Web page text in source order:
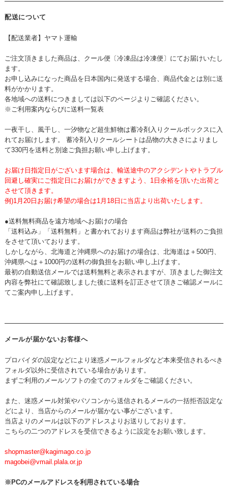
配送について
【配送業者】ヤマト運輸
ご注文頂きました商品は、クール便〔冷凍品は冷凍便〕にてお届けいたし
ます。
お申し込みになった商品を日本国内に発送する場合、商品代金とは別に送
料がかかります。
各地域への送料につきましては以下のページよりご確認ください。
※ご利用案内ならびに送料一覧表
一夜干し、風干し、一汐物など超生鮮物は蓄冷剤入りクールボックスに入
れてお届けします。 蓄冷剤入りクールシートは品物の大きさによりまし
て330円を送料と別途ご負担お願い申し上げます。
お届け日指定日がございます場合は、輸送途中のアクシデントやトラブル
回避し確実にご指定日にお届けができますよう、1日余裕を頂いた出荷と
させて頂きます。
例)1月20日お届け希望の場合は1月18日に当店より出荷いたします。
●送料無料商品を遠方地域へお届けの場合
「送料込み」「送料無料」と書かれております商品は弊社が送料のご負担
をさせて頂いております。
しかしながら、北海道と沖縄県へのお届けの場合は、北海道は＋500円、
沖縄県へは＋1000円の送料の御負担をお願い申し上げます。
最初の自動送信メールでは送料無料と表示されますが、頂きました御注文
内容を弊社にて確認致しました後に送料を訂正させて頂きご確認メールに
てご案内申し上げます。
メールが届かないお客様へ
プロバイダの設定などにより迷惑メールフォルダなど本来受信されるべき
フォルダ以外に受信されている場合があります。
まずご利用のメールソフトの全てのフォルダをご確認ください。
また、迷惑メール対策やパソコンから送信されるメールの一括拒否設定な
どにより、当店からのメールが届かない事がございます。
当店よりのメールは以下のアドレスよりお送りしております。
こちらの二つのアドレスを受信できるように設定をお願い致します。
shopmaster@kagimago.co.jp
magobei@vmail.plala.or.jp
※PCのメールアドレスを利用されている場合